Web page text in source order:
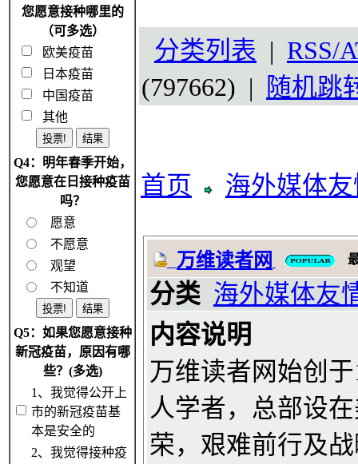
您愿意接种哪里的
（可多选）
欧美疫苗
日本疫苗
中国疫苗
其他
Q4：明年春季开始，
您愿意在日接种疫苗
吗？
愿意
不愿意
观望
不知道
Q5：如果您愿意接种
新冠疫苗，原因有哪
些？(多选)
1、我觉得公开上
市的新冠疫苗基
本是安全的
2、我觉得接种疫
分类列表 | RSS/
(797662) |
随机跳
首页 海外媒体
万维读者网
分类 海外媒体友
内容说明
万维读者网始创
人学者，总部设
荣，艰难前行及